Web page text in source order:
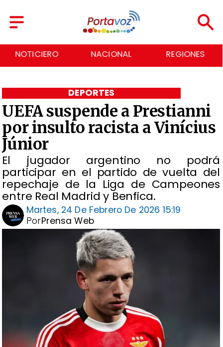
NACIONAL REGIONES ECONOMÍA
UEFA suspende a Prestianni
por insulto racista a Vinícius
Júnior
El jugador argentino no podrá
participar en el partido de vuelta del
repechaje de la Liga de Campeones
entre Real Madrid y Benfica.
DEPORTES
Martes, 24 De Febrero De 2026 15:19
Prensa Web
Por